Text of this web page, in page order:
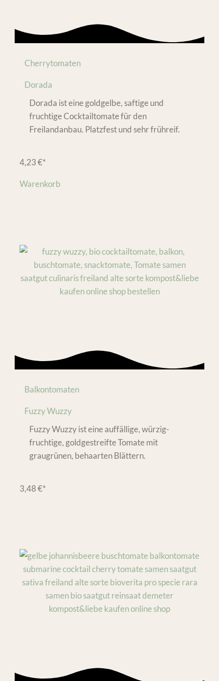
Cherrytomaten
Dorada
Dorada ist eine goldgelbe, saftige und
fruchtige Cocktailtomate für den
Freilandanbau. Platzfest und sehr frühreif.
4,23€*
Warenkorb
Balkontomaten
Fuzzy Wuzzy
Fuzzy Wuzzy ist eine auffällige, würzig-
fruchtige, goldgestreifte Tomate mit
graugrünen, behaarten Blättern.
3,48€*